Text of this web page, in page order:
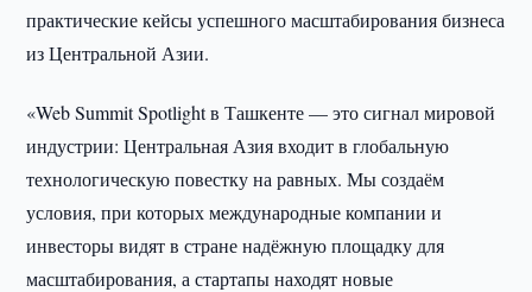
практические кейсы успешного масштабирования бизнеса
из Центральной Азии.
«Web Summit Spotlight в Ташкенте — это сигнал мировой
индустрии: Центральная Азия входит в глобальную
технологическую повестку на равных. Мы создаём
условия, при которых международные компании и
инвесторы видят в стране надёжную площадку для
масштабирования, а стартапы находят новые